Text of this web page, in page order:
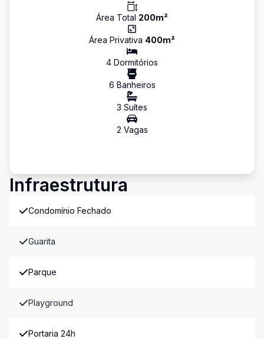
Área Total 200m²
Área Privativa 400m²
4 Dormitórios
6 Banheiros
3 Suítes
2 Vagas
Infraestrutura
Condomínio Fechado
Guarita
Parque
Playground
Portaria 24h